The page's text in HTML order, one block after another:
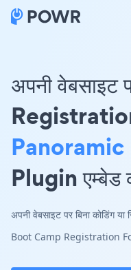
अपनी
Plugin एम्बेड
अपनी वेबसाइट पर बिना कोडिंग
Boot Camp Registration